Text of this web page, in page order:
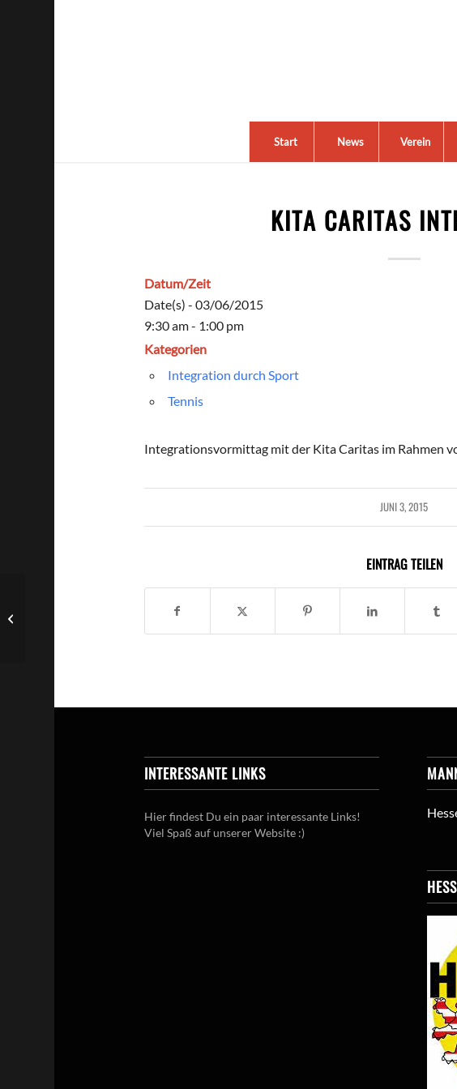
Start News Verein
KITA CARITAS
Datum/Zeit
Date(s) - 03/06/2015
9:30 am - 1:00 pm
Kategorien
Integration durch Sport
Tennis
Integrationsvormittag mit der Kita Caritas im Rahmen
JUNI 3, 2015
EINTRAG TEILEN
INTERESSANTE LINKS
Hier findest Du ein paar interessante Links!
Viel Spaß auf unserer Website :)